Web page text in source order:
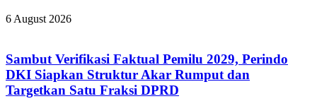
6 August 2026
Sambut Verifikasi Faktual Pemilu 2029, Perindo
DKI Siapkan Struktur Akar Rumput dan
Targetkan Satu Fraksi DPRD